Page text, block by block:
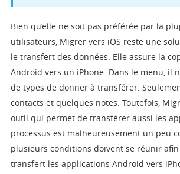
Bien qu’elle ne soit pas préférée par la
utilisateurs, Migrer vers iOS reste une
le transfert des données. Elle assure la
Android vers un iPhone. Dans le menu, il
de types de donner à transférer.
contacts et quelques notes. Toutefois,
outil qui permet de transférer aussi les
processus est malheureusement un peu
plusieurs conditions doivent se réunir afin
transfert les applications Android vers